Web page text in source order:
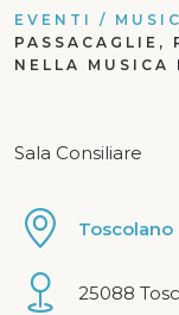
EVENTI /
PASSACAGLIE,
NELLA MUSICA
Sala Consiliare
25088